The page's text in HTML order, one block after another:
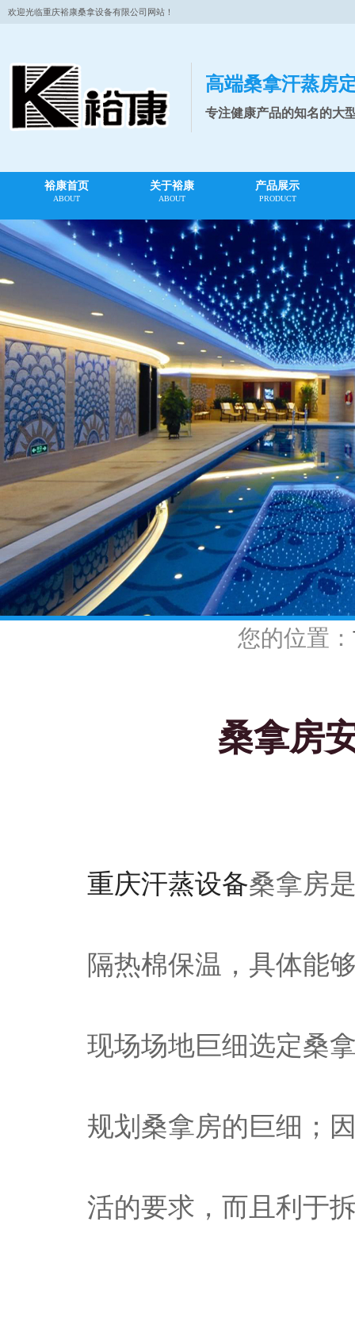
欢迎光临重庆裕康桑拿设备有限公司网站！
高端桑拿汗蒸房
专注健康产品的知名的大
裕康首页
ABOUT
关于裕康
ABOUT
产品展示
PRODUCT
您的位置：
桑拿房
重庆汗蒸设备桑拿房
隔热棉保温，具体能
现场场地巨细选定桑
规划桑拿房的巨细；
活的要求，而且利于